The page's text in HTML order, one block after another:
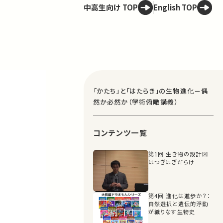
中高生向け TOP English TOP
「かたち」と「はたらき」の生物進化－偶
然か必然か（学術俯瞰講義）
コンテンツ一覧
第1回 生き物の設計図
はつぎはぎだらけ
第4回 進化は進歩か？：
自然選択と遺伝的浮動
が織りなす生物史